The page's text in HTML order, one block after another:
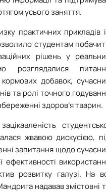
усього заняття.
практичних прикладів
студентам
рішень у
розглядалися
добавок,
та ролі точного
здоров’я тварин.
жвавою дискусією,
запитання щодо
ефективності
розвитку галузі. На
надавав змістовні